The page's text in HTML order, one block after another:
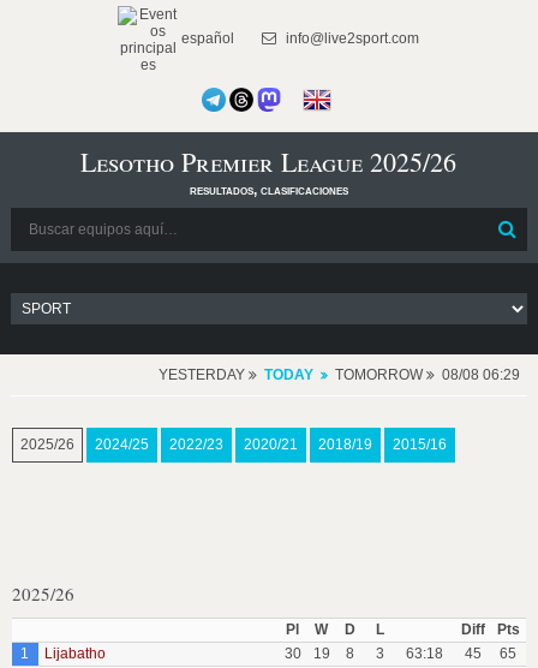
español info@live2sport.com
Lesotho Premier League 2025/26
resultados, clasificaciones
YESTERDAY TODAY TOMORROW 08/08 06:29
2025/26 2024/25 2022/23 2020/21 2018/19 2015/16
2025/26
Pl W D L Diff
Pts
1
Lijabatho 30 19 8 3 63:18 45
65